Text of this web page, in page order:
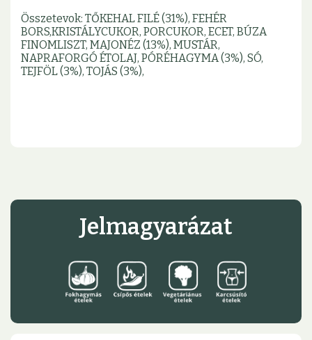
Összetevok: TŐKEHAL FILÉ (31%), FEHÉR
BORS,KRISTÁLYCUKOR, PORCUKOR, ECET, BÚZA
FINOMLISZT, MAJONÉZ (13%), MUSTÁR,
NAPRAFORGÓ ÉTOLAJ, PÓRÉHAGYMA (3%), SÓ,
TEJFÖL (3%), TOJÁS (3%),
Jelmagyarázat